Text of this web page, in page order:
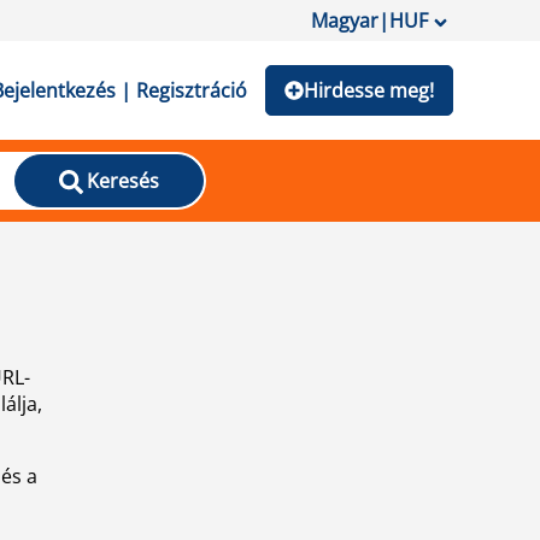
Magyar|HUF
| Regisztráció Hirdesse meg!
Keresés
a